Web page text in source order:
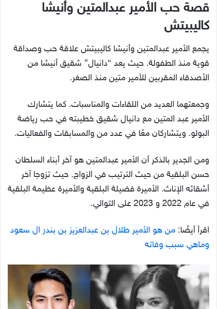
قصة حب الأمير عبدالمتين وأنيشا
كاليبيتش
يجمع الأمير عبدالمتين وأنيشا كاليبيتش علاقة حب وصداقة
قوية منذ الطفولة. حيث يعد “دانيال” شقيق أنيشا من
الأصدقاء المقربين للأمير متين منذ الصغر.
وجمعتهما العديد من اللقاءات والمناسبات. كما يتشارك
الأمير عبد المتين مع دانيال شقيق خطيبته في حب رياضة
البولو. ويتشاركان معًا في عدد من والمسابقات والفعاليات.
ومن الجدير بالذكر أن الأمير عبدالمتين هو آخر أبناء السلطان
حسن البلقية من حيث الترتيب في الزواج. حيث تزوجا آخر
أشقائه الإناث. الأميرة فضيلة البلقية والأميرة عظيمة البلقية
في عام 2022 و 2023 على التوالي.
اقرأ أيضًا: من هو الأمير طلال بن عبدالعزيز بن بندر ال سعود
وماهي سبب وفاته